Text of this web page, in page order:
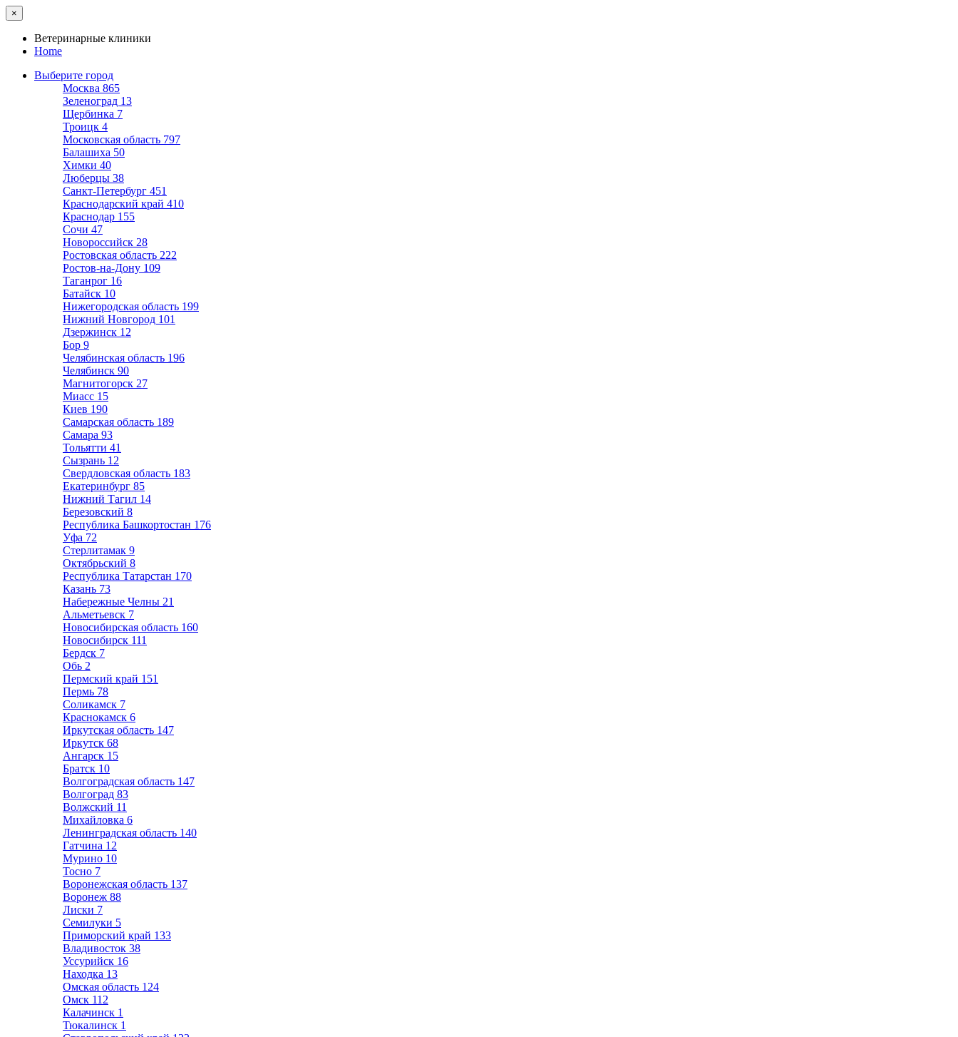
×
Ветеринарные клиники
Home
Выберите город
Москва 865
Зеленоград 13
Щербинка 7
Троицк 4
Московская область 797
Балашиха 50
Химки 40
Люберцы 38
Санкт-Петербург 451
Краснодарский край 410
Краснодар 155
Сочи 47
Новороссийск 28
Ростовская область 222
Ростов-на-Дону 109
Таганрог 16
Батайск 10
Нижегородская область 199
Нижний Новгород 101
Дзержинск 12
Бор 9
Челябинская область 196
Челябинск 90
Магнитогорск 27
Миасс 15
Киев 190
Самарская область 189
Самара 93
Тольятти 41
Сызрань 12
Свердловская область 183
Екатеринбург 85
Нижний Тагил 14
Березовский 8
Республика Башкортостан 176
Уфа 72
Стерлитамак 9
Октябрьский 8
Республика Татарстан 170
Казань 73
Набережные Челны 21
Альметьевск 7
Новосибирская область 160
Новосибирск 111
Бердск 7
Обь 2
Пермский край 151
Пермь 78
Соликамск 7
Краснокамск 6
Иркутская область 147
Иркутск 68
Ангарск 15
Братск 10
Волгоградская область 147
Волгоград 83
Волжский 11
Михайловка 6
Ленинградская область 140
Гатчина 12
Мурино 10
Тосно 7
Воронежская область 137
Воронеж 88
Лиски 7
Семилуки 5
Приморский край 133
Владивосток 38
Уссурийск 16
Находка 13
Омская область 124
Омск 112
Калачинск 1
Тюкалинск 1